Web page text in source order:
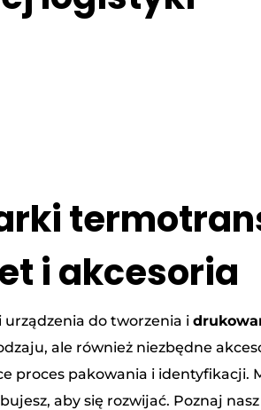
i akcesoria
urządzenia do tworzenia i
ale również niezbędne
proces pakowania i identyfikacji.
aby się rozwijać. Poznaj